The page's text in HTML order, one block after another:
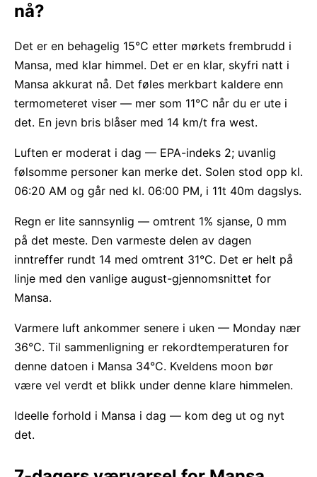
nå?
Det er en behagelig 15°C etter mørkets frembrudd i
Mansa, med klar himmel. Det er en klar, skyfri natt i
Mansa akkurat nå. Det føles merkbart kaldere enn
termometeret viser — mer som 11°C når du er ute i
det. En jevn bris blåser med 14 km/t fra west.
Luften er moderat i dag — EPA-indeks 2; uvanlig
følsomme personer kan merke det. Solen stod opp kl.
06:20 AM og går ned kl. 06:00 PM, i 11t 40m dagslys.
Regn er lite sannsynlig — omtrent 1% sjanse, 0 mm
på det meste. Den varmeste delen av dagen
inntreffer rundt 14 med omtrent 31°C. Det er helt på
linje med den vanlige august-gjennomsnittet for
Mansa.
Varmere luft ankommer senere i uken — Monday nær
36°C. Til sammenligning er rekordtemperaturen for
denne datoen i Mansa 34°C. Kveldens moon bør
være vel verdt et blikk under denne klare himmelen.
Ideelle forhold i Mansa i dag — kom deg ut og nyt
det.